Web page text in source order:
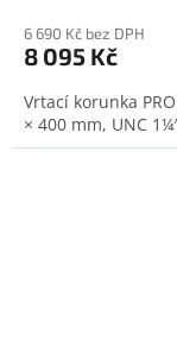
6 690 Kč bez DPH
8 095 Kč
Vrtací korunka
× 400 mm, UNC